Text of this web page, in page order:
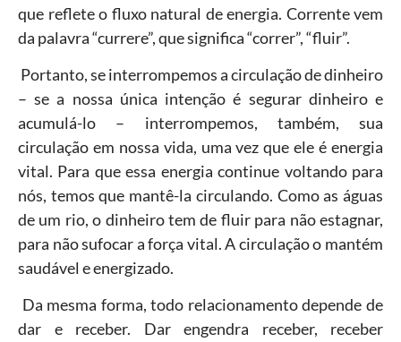
que reflete o fluxo natural de energia. Corrente vem
da palavra “currere”, que significa “correr”, “fluir”.
Portanto, se interrompemos a circulação de dinheiro
– se a nossa única intenção é segurar dinheiro e
acumulá-lo – interrompemos, também, sua
circulação em nossa vida, uma vez que ele é energia
vital. Para que essa energia continue voltando para
nós, temos que mantê-la circulando. Como as águas
de um rio, o dinheiro tem de fluir para não estagnar,
para não sufocar a força vital. A circulação o mantém
saudável e energizado.
Da mesma forma, todo relacionamento depende de
dar e receber. Dar engendra receber, receber